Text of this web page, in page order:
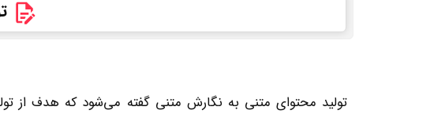
تولید محتوای متنی به نگارش متنی گفته می‌شود که هدف از